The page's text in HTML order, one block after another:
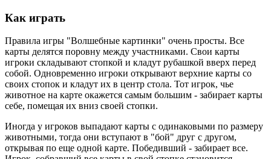
Как играть
Правила игры "Волшебные картинки" очень просты. Все
карты делятся поровну между участниками. Свои карты
игроки складывают стопкой и кладут рубашкой вверх перед
собой. Одновременно игроки открывают верхние карты со
своих стопок и кладут их в центр стола. Тот игрок, чье
животное на карте окажется самым большим - забирает карты
себе, помещая их вниз своей стопки.
Иногда у игроков выпадают карты с одинаковыми по размеру
животными, тогда они вступают в "бой" друг с другом,
открывая по еще одной карте. Победивший - забирает все.